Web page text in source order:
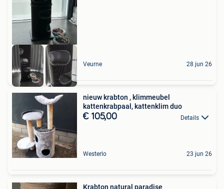
Veurne 28 jun 26
nieuw krabton , klimmeubel
kattenkrabpaal, kattenklim duo
€ 105,00 Details
Westerlo 23 jun 26
Krabton natural paradise